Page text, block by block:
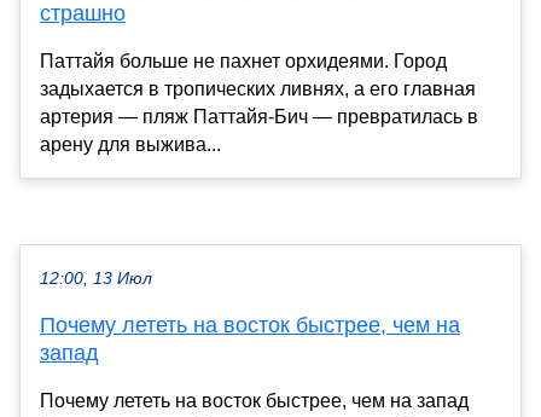
страшно
Паттайя больше не пахнет орхидеями. Город
задыхается в тропических ливнях, а его главная
артерия — пляж Паттайя-Бич — превратилась в
арену для выжива...
12:00, 13 Июл
Почему лететь на восток быстрее, чем на
запад
Почему лететь на восток быстрее, чем на запад